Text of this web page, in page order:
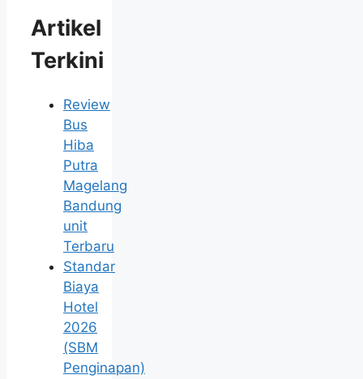
Artikel
Terkini
Review
Bus
Hiba
Putra
Magelang
Bandung
unit
Terbaru
Standar
Biaya
Hotel
2026
(SBM
Penginapan)